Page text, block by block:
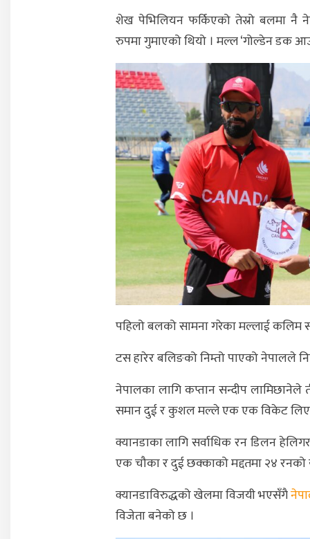
शेख पेभिलियन फर्किएको तेस्रो बलमा नै
रुपमा गुमाएको थियो । मल्ल ‘गोल्डेन डक
पहिलो बलको सामना गरेका मल्लाई कलिम
टस हारेर बलिङको निम्तो पाएको नेपालले
नेपालका लागि कप्तान सन्दीप लामिछानेले
समान दुई र कुशल मल्ले एक एक विकेट
क्यानडाका लागि सर्वाधिक रन डिलन
एक चौका र दुई छक्काको मद्दतमा २४ रनको
क्यानडाविरुद्धको खेलमा विजयी भएसँगै
विजेता बनेको छ ।